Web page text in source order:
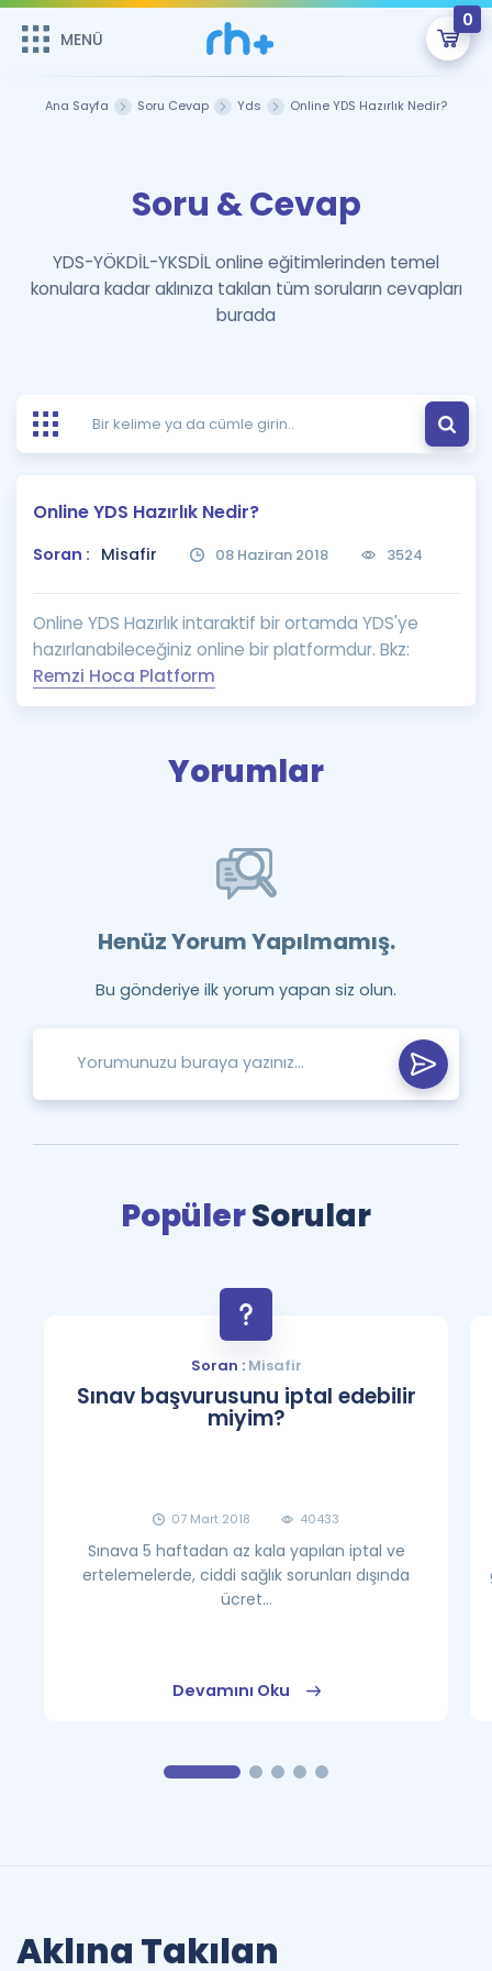
MENÜ
0
Şifremi Hatırlamıyorum
GİRİŞ YAP
Remzi Hoca ile seni sınava hazırlayacak onlarca eğitim seni
bekliyor!
MENÜ
Çalışma Paketleri
Kitaplar ve Kaynaklar
Ücretsiz Kaynaklar
Puan Hesaplama
Rehberlik Aracı
ÖSYM Sınav Takvimi
Kampanyalar
Blog
İngilizce Gramer
Blog
İngilizce Gramer
Hakkımızda
Ana Sayfa Soru Cevap Yds Online YDS Hazırlık Nedir?
Soru & Cevap
YDS-YÖKDİL-YKSDİL online eğitimlerinden temel
konulara kadar aklınıza takılan tüm soruların cevapları
burada
Online YDS Hazırlık Nedir?
Soran : Misafir 08 Haziran 2018 3524
Online YDS Hazırlık intaraktif bir ortamda YDS'ye
hazırlanabileceğiniz online bir platformdur. Bkz:
Remzi Hoca Platform
Yorumlar
Henüz Yorum Yapılmamış.
Bu gönderiye ilk yorum yapan siz olun.
PopülerSorular
Soran :Misafir
Sınav başvurusunu iptal edebilir
miyim?
07 Mart 2018 40433
Sınava 5 haftadan az kala yapılan iptal ve
ertelemelerde, ciddi sağlık sorunları dışında
ücret...
Devamını Oku
Aklına Takılan